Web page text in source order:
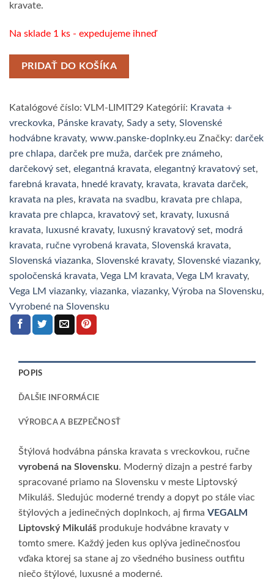
kravate.
Na sklade 1 ks - expedujeme ihneď
PRIDAŤ DO KOŠÍKA
Katalógové číslo: VLM-LIMIT29 Kategórií: Kravata +
vreckovka, Pánske kravaty, Sady a sety, Slovenské
hodvábne kravaty, www.panske-doplnky.eu Značky: darček
pre chlapa, darček pre muža, darček pre známeho,
darčekový set, elegantná kravata, elegantný kravatový set,
farebná kravata, hnedé kravaty, kravata, kravata darček,
kravata na ples, kravata na svadbu, kravata pre chlapa,
kravata pre chlapca, kravatový set, kravaty,
luxusná
kravata, luxusné kravaty, luxusný kravatový set, modrá
kravata, ručne vyrobená kravata, Slovenská kravata,
Slovenská viazanka, Slovenské kravaty, Slovenské viazanky,
spoločenská kravata, Vega LM kravata, Vega LM kravaty,
Vega LM viazanky, viazanka, viazanky, Výroba na Slovensku,
Vyrobené na Slovensku
POPIS
ĎALŠIE INFORMÁCIE
VÝROBCA A BEZPEČNOSŤ
Štýlová hodvábna pánska kravata s vreckovkou, ručne
vyrobená na Slovensku. Moderný dizajn a pestré farby
spracované priamo na Slovensku v meste Liptovský
Mikuláš. Sledujúc moderné trendy a dopyt po stále viac
štýlových a jedinečných doplnkoch, aj firma VEGALM
Liptovský Mikuláš produkuje hodvábne kravaty v
tomto smere. Každý jeden kus oplýva jedinečnosťou
vďaka ktorej sa stane aj zo všedného business outfitu
niečo štýlové, luxusné a moderné.